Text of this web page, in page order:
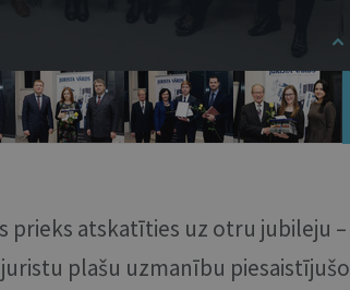
prieks atskatīties uz otru jubileju –
plašu uzmanību piesaistījušo